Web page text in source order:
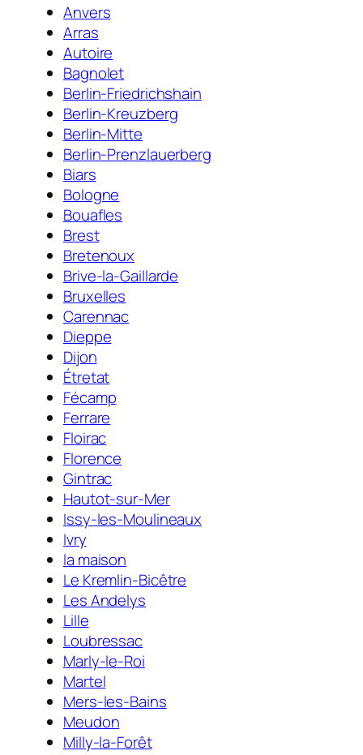
Anvers
Arras
Autoire
Bagnolet
Berlin-Friedrichshain
Berlin-Kreuzberg
Berlin-Mitte
Berlin-Prenzlauerberg
Biars
Bologne
Bouafles
Brest
Bretenoux
Brive-la-Gaillarde
Bruxelles
Carennac
Dieppe
Dijon
Étretat
Fécamp
Ferrare
Floirac
Florence
Gintrac
Hautot-sur-Mer
Issy-les-Moulineaux
Ivry
la maison
Le Kremlin-Bicêtre
Les Andelys
Lille
Loubressac
Marly-le-Roi
Martel
Mers-les-Bains
Meudon
Milly-la-Forêt